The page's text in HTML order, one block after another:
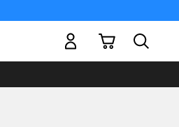
Mi carrito